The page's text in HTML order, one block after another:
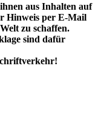
aus Inhalten auf
Hinweis per E-Mail
zu schaffen.
sind dafür